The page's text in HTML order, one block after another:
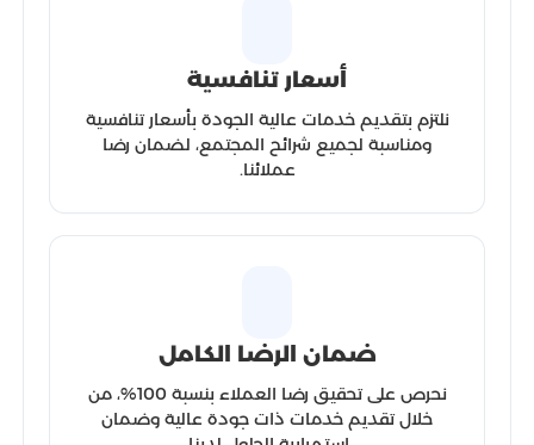
أسعار تنافسية
نلتزم بتقديم خدمات عالية الجودة بأسعار تنافسية
ومناسبة لجميع شرائح المجتمع، لضمان رضا
عملائنا.
ضمان الرضا الكامل
نحرص على تحقيق رضا العملاء بنسبة 100%، من
خلال تقديم خدمات ذات جودة عالية وضمان